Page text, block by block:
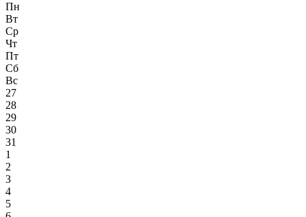
Пн
Вт
Ср
Чт
Пт
Сб
Вс
27
28
29
30
31
1
2
3
4
5